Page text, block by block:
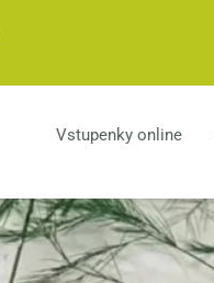
Vstupenky online